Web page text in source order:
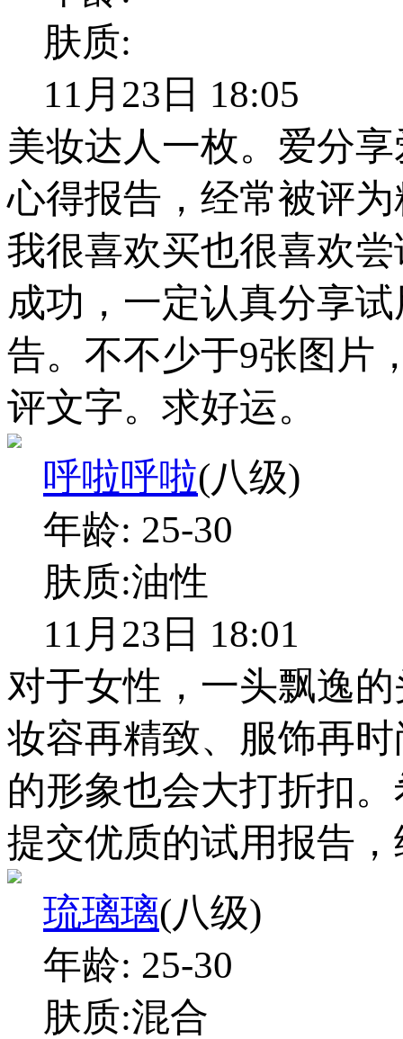
肤质:
11月23日 18:05
美妆达人一枚。爱分
心得报告，经常被评
我很喜欢买也很喜欢
成功，一定认真分享
告。不不少于9张图片
评文字。求好运。
呼啦呼啦(八级)
年龄: 25-30
肤质:油性
11月23日 18:01
对于女性，一头飘逸
妆容再精致、服饰再
的形象也会大打折扣
提交优质的试用报告
琉璃璃(八级)
年龄: 25-30
肤质:混合